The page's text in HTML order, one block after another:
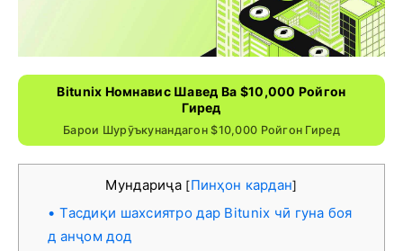
Bitunix Номнавис Шавед Ва $10,000 Ройгон
Гиред
Барои Шурӯъкунандагон $10,000 Ройгон Гиред
Мундариҷа [Пинҳон кардан]
Тасдиқи шахсиятро дар Bitunix чӣ гуна боя
д анҷом дод